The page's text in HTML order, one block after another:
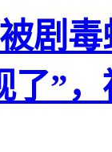
剧
了”